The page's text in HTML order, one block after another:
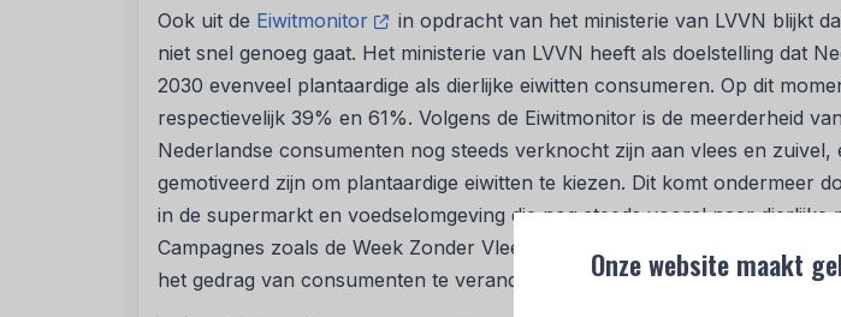
Onze website maakt
Ook uit de Eiwitmonitor
in opdracht van het ministerie van LVVN blijkt
niet snel genoeg gaat. Het ministerie van LVVN heeft als doelstelling dat
2030 evenveel plantaardige als dierlijke eiwitten consumeren. Op dit
respectievelijk 39% en 61%. Volgens de Eiwitmonitor is de meerderheid
Nederlandse consumenten nog steeds verknocht zijn aan vlees en zuivel,
gemotiveerd zijn om plantaardige eiwitten te kiezen. Dit komt ondermeer
in de supermarkt en voedselomgeving die nog steeds vooral naar dierlijke
Campagnes zoals de Week Zonder Vlees & Zuivel vervullen hier een
het gedrag van consumenten te veranderen.